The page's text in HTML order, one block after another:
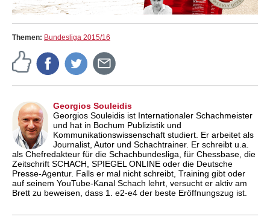
Themen: Bundesliga 2015/16
Georgios Souleidis
Georgios Souleidis ist Internationaler Schachmeister
und hat in Bochum Publizistik und
Kommunikationswissenschaft studiert. Er arbeitet als
Journalist, Autor und Schachtrainer. Er schreibt u.a.
als Chefredakteur für die Schachbundesliga, für Chessbase, die
Zeitschrift SCHACH, SPIEGEL ONLINE oder die Deutsche
Presse-Agentur. Falls er mal nicht schreibt, Training gibt oder
auf seinem YouTube-Kanal Schach lehrt, versucht er aktiv am
Brett zu beweisen, dass 1. e2-e4 der beste Eröffnungszug ist.